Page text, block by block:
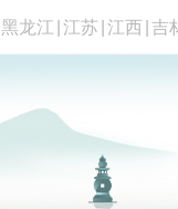
黑龙江 江苏 江西 吉